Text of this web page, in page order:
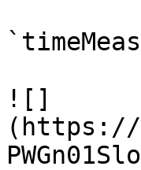
![]
(https://